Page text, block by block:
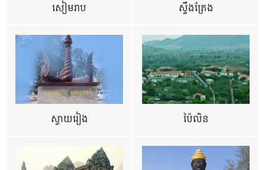
សៀមរាប ស្ទឹងត្រែង
ស្វាយរៀង ប៉ៃលិន